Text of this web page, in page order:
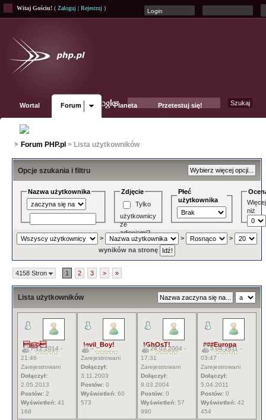
Witaj Gościu! ( Zaloguj | Rejestruj )
Wortal Forum Planeta Przetestuj się!
Forum PHP.pl > Lista użytkowników
Opcje szukania i filtru
Nazwa użytkownika
Zdjęcie
Tylko
użytkownicy
ze
zdjęciami?
Płeć
użytkownika
Więcej
niż
> >
>
wyników na stronę
4158 Stron 1 2 3 > »
Lista użytkowników
௵
7.12.2014 -
21:46
Zarejestrowani
Dołączył:
2.05.2013
Postów: 2
Wyświetleń: 41
168
!evil_Boy!
--
Zarejestrowani
Dołączył:
3.11.2003
Postów: 0
Wyświetleń: 60
573
!GhOsT!
24.03.2004 -
17:31
Zarejestrowani
Dołączył:
9.03.2004
Postów: 0
Wyświetleń: 57
990
###Europa
5.04.2011 -
03:47
Zarejestrowani
Dołączył:
5.04.2011
Postów: 0
Wyświetleń: 42
454